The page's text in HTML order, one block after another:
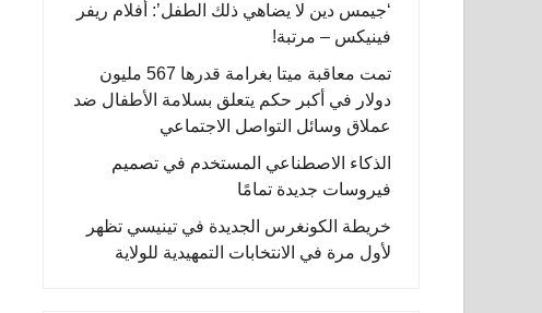
‘جيمس دين لا يضاهي ذلك الطفل’: أفلام ريفر
فينيكس – مرتبة!
تمت معاقبة ميتا بغرامة قدرها 567 مليون
دولار في أكبر حكم يتعلق بسلامة الأطفال ضد
عملاق وسائل التواصل الاجتماعي
الذكاء الاصطناعي المستخدم في تصميم
فيروسات جديدة تمامًا
خريطة الكونغرس الجديدة في تينيسي تظهر
لأول مرة في الانتخابات التمهيدية للولاية